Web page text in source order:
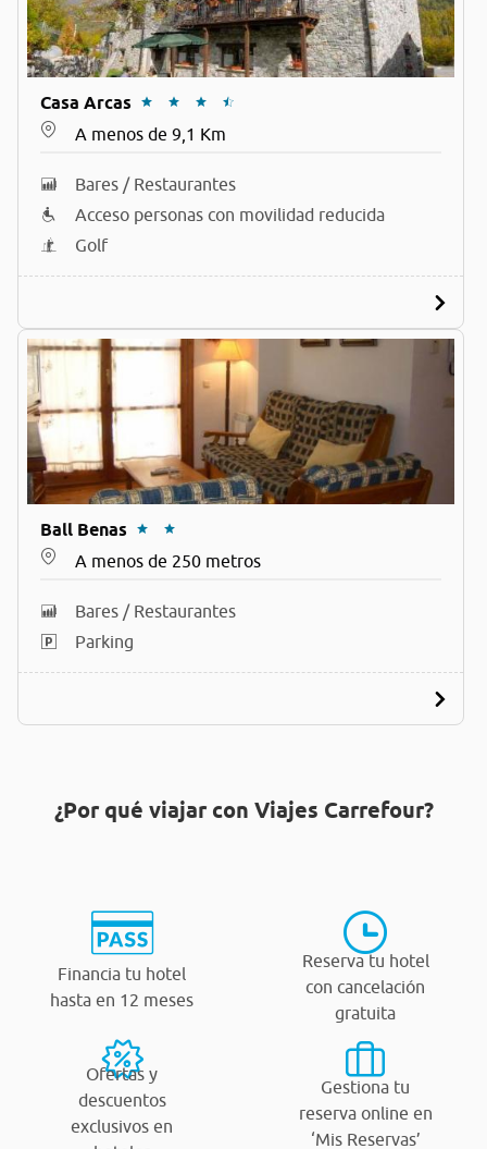
Casa Arcas
A menos de 9,1 Km
Bares / Restaurantes
Acceso personas con movilidad reducida
Golf
Ball Benas
A menos de 250 metros
Bares / Restaurantes
Parking
¿Por qué viajar con Viajes Carrefour?
Financia tu hotel
hasta en 12 meses
Reserva tu hotel
con cancelación
gratuita
Ofertas y
descuentos
exclusivos en
Gestiona tu
reserva online en
‘Mis Reservas’